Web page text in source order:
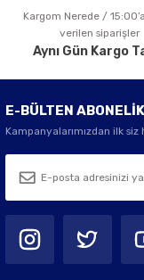
Kargom Nerede /
verilen siparişler
Aynı Gün Kargo
E-BÜLTEN ABONELİK
Kampanyalarımızdan ilk